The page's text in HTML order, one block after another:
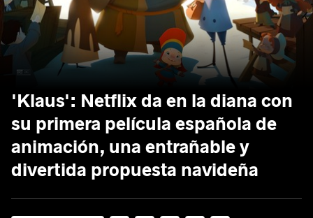
'Klaus': Netflix da en la diana con
su primera película española de
animación, una entrañable y
divertida propuesta navideña